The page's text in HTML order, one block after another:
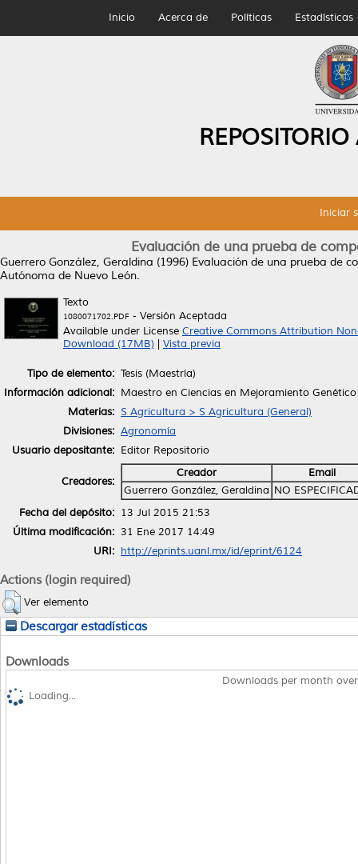
Inicio Acerca de Políticas Estadísticas
Iniciar
Evaluación de una prueba de
Guerrero González, Geraldina (1996) Evaluación de una prueba de
Autónoma de Nuevo León.
Texto
1080071702.PDF - Versión Aceptada
Available under License Creative Commons Attribution
Download (17MB)
Vista previa
Tipo de elemento: Tesis (Maestría)
Información adicional: Maestro en Ciencias en Mejoramiento
Materias: S Agricultura > S Agricultura (General)
Divisiones: Agronomía
Usuario depositante: Editor Repositorio
Creadores:
Creador
Email
Guerrero González, Geraldina NO
Fecha del depósito: 13 Jul 2015 21:53
Última modificación: 31 Ene 2017 14:49
URI: http://eprints.uanl.mx/id/eprint/6124
Actions (login required)
Ver elemento
Descargar estadísticas
Downloads
Downloads per month
Loading...